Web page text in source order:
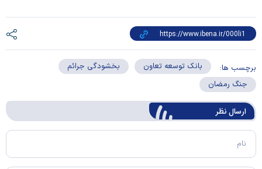
برچسب ها: بانک توسعه تعاون
بخشودگی جرائم
جنگ رمضان
ارسال‌ نظر